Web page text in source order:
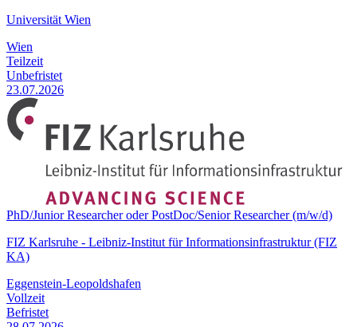
Universität Wien
Wien
Teilzeit
Unbefristet
23.07.2026
PhD/Junior Researcher oder PostDoc/Senior Researcher (m/w/d)
FIZ Karlsruhe - Leibniz-Institut für Informationsinfrastruktur (FIZ
KA)
Eggenstein-Leopoldshafen
Vollzeit
Befristet